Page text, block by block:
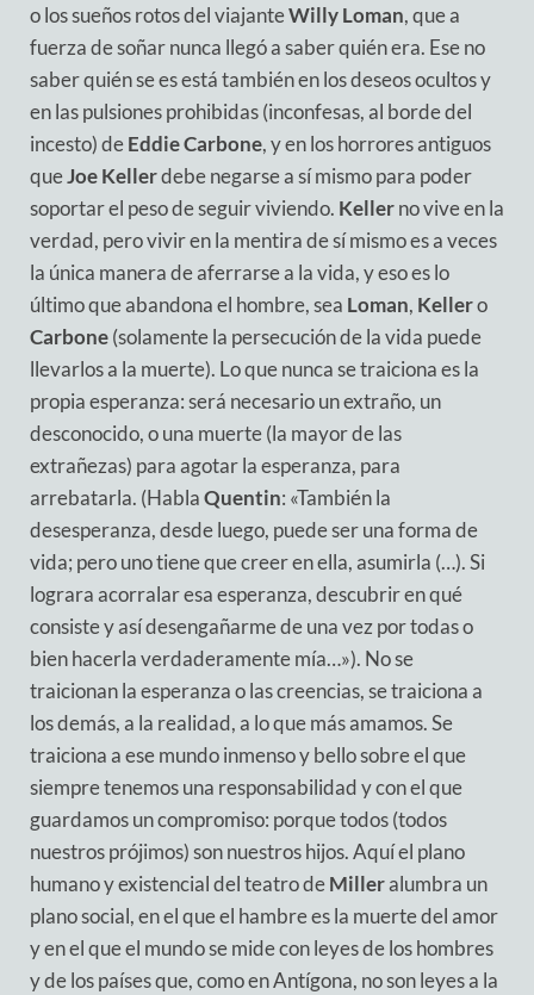
o los sueños rotos del viajanteWilly Loman, que a
fuerza de soñar nunca llegó a saber quién era. Ese no
saber quién se es está también en los deseos ocultos y
en las pulsiones prohibidas (inconfesas, al borde del
incesto) deEddie Carbone, y en los horrores antiguos
queJoe Kellerdebe negarse a sí mismo para poder
soportar el peso de seguir viviendo. Kellerno vive en la
verdad, pero vivir en la mentira de sí mismo es a veces
la única manera de aferrarse a la vida, y eso es lo
último que abandona el hombre, sea Loman, Kellero
Carbone(solamente la persecución de la vida puede
llevarlos a la muerte). Lo que nunca se traiciona es la
propia esperanza: será necesario un extraño, un
desconocido, o una muerte (la mayor de las
extrañezas) para agotar la esperanza, para
arrebatarla. (HablaQuentin: «También la
desesperanza, desde luego, puede ser una forma de
vida; pero uno tiene que creer en ella, asumirla (…). Si
lograra acorralar esa esperanza, descubrir en qué
consiste y así desengañarme de una vez por todas o
bien hacerla verdaderamente mía…»). No se
traicionan la esperanza o las creencias, se traiciona a
los demás, a la realidad, a lo que más amamos. Se
traiciona a ese mundo inmenso y bello sobre el que
siempre tenemos una responsabilidad y con el que
guardamos un compromiso: porque todos (todos
nuestros prójimos) son nuestros hijos. Aquí el plano
humano y existencial del teatro deMilleralumbra un
plano social, en el que el hambre es la muerte del amor
y en el que el mundo se mide con leyes de los hombres
y de los países que, como en Antígona, no son leyes a la